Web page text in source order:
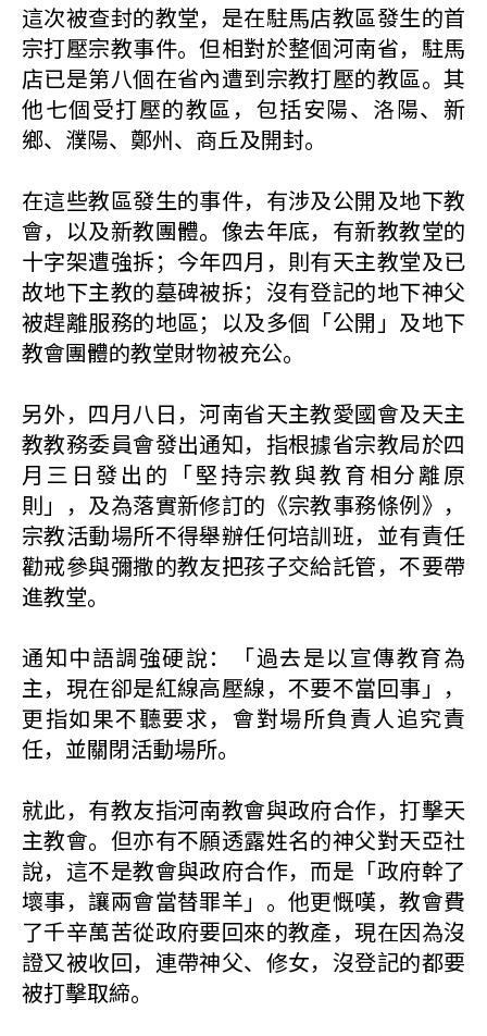
這次被查封的教堂，是在駐馬店教區發生的首
宗打壓宗教事件。但相對於整個河南省，駐馬
店已是第八個在省內遭到宗教打壓的教區。其
他七個受打壓的教區，包括安陽、洛陽、新
鄉、濮陽、鄭州、商丘及開封。
在這些教區發生的事件，有涉及公開及地下教
會，以及新教團體。像去年底，有新教教堂的
十字架遭強拆；今年四月，則有天主教堂及已
故地下主教的墓碑被拆；沒有登記的地下神父
被趕離服務的地區；以及多個「公開」及地下
教會團體的教堂財物被充公。
另外，四月八日，河南省天主教愛國會及天主
教教務委員會發出通知，指根據省宗教局於四
月三日發出的「堅持宗教與教育相分離原
則」，及為落實新修訂的《宗教事務條例》，
宗教活動場所不得舉辦任何培訓班，並有責任
勸戒參與彌撒的教友把孩子交給託管，不要帶
進教堂。
通知中語調強硬說：「過去是以宣傳教育為
主，現在卻是紅線高壓線，不要不當回事」，
更指如果不聽要求，會對場所負責人追究責
任，並關閉活動場所。
就此，有教友指河南教會與政府合作，打擊天
主教會。但亦有不願透露姓名的神父對天亞社
說，這不是教會與政府合作，而是「政府幹了
壞事，讓兩會當替罪羊」。他更慨嘆，教會費
了千辛萬苦從政府要回來的教產，現在因為沒
證又被收回，連帶神父、修女，沒登記的都要
被打擊取締。